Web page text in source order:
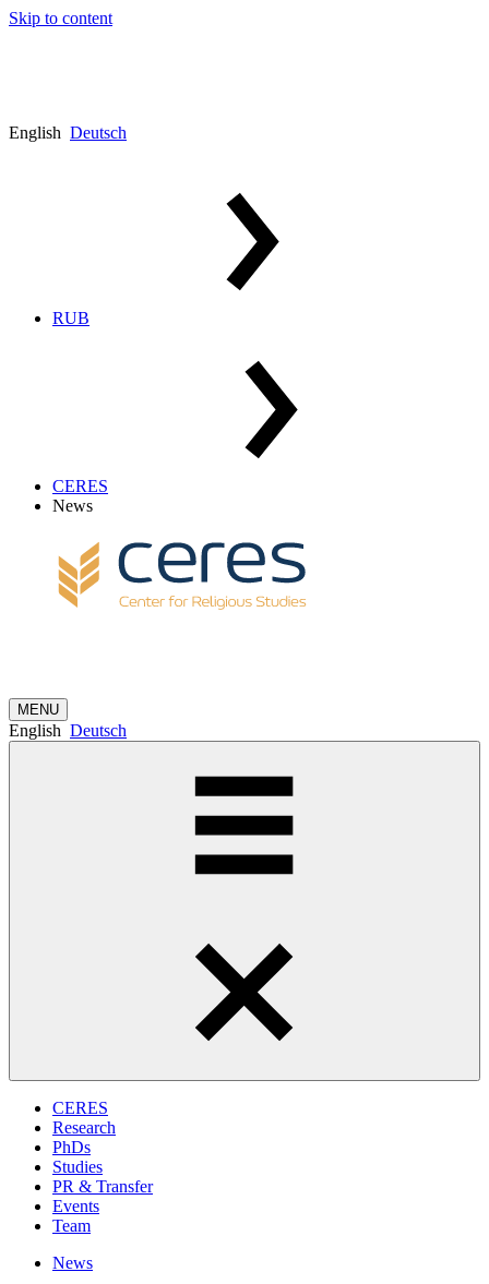
Skip to content
English Deutsch
RUB
CERES
News
MENU
English Deutsch
CERES
Research
PhDs
Studies
PR & Transfer
Events
Team
News